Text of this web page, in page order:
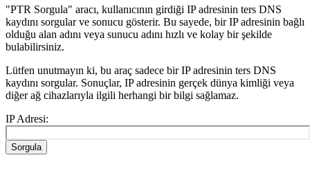
"PTR Sorgula" aracı, kullanıcının girdiği IP adresinin ters DNS
kaydını sorgular ve sonucu gösterir. Bu sayede, bir IP adresinin bağlı
olduğu alan adını veya sunucu adını hızlı ve kolay bir şekilde
bulabilirsiniz.
Lütfen unutmayın ki, bu araç sadece bir IP adresinin ters DNS
kaydını sorgular. Sonuçlar, IP adresinin gerçek dünya kimliği veya
diğer ağ cihazlarıyla ilgili herhangi bir bilgi sağlamaz.
IP Adresi:
Sorgula